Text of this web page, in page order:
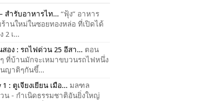
สำรับอาหารไท... “ฟุ้ง” อาหาร
านใหม่ในซอยทองหล่อ ที่เปิดได้
2 เ...
อง : รถไฟด่วน 25 อีสา... ตอน
ๆ ที่บ้านมักจะเหมาขบวนรถไฟหนึ่ง
ญาติๆกันขึ้...
1 : ตูเจียงเยียน เมือ... มลฑล
วน - กำเนิดธรรมชาติอันยิ่งใหญ่